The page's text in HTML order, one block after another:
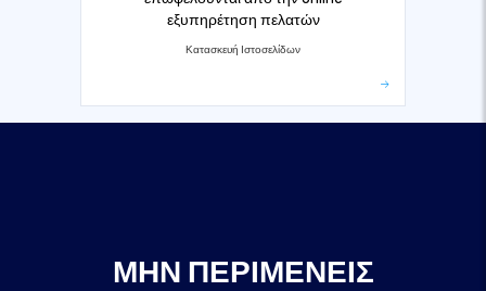
εξυπηρέτηση πελατών
Κατασκευή Ιστοσελίδων
ΜΗΝ ΠΕΡΙΜΈΝΕΙΣ